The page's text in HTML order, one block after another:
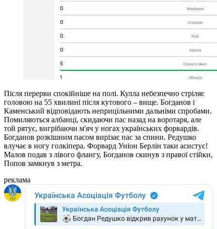
Після перерви спокійніше на полі. Кулла небезпечно стріляє
головою на 55 хвилині після кутового – вище. Богданов і
Каменський відповідають неприцільними дальніми спробами.
Помиляються албанці, скидаючи пас назад на воротаря, але
той рятує, вигрібаючи м'яч у ногах українських форвардів.
Богданов розкішним пасом вирізає пас за спини. Редушко
влучає в ногу голкіпера. Форвард Уніон Берлін таки асистує!
Малов подав з лівого флангу, Богданов скинув з правої стійки,
Попов замкнув з метра.
реклама